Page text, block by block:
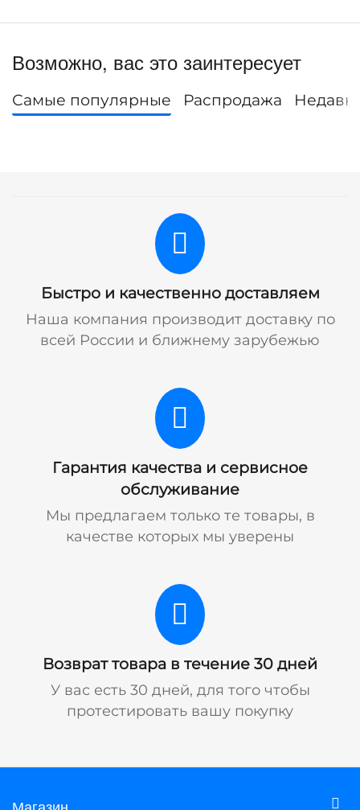
Возможно, вас это заинтересует
Самые популярные Распродажа
Быстро и качественно доставляем
Наша компания производит доставку по
всей России и ближнему зарубежью
Гарантия качества и сервисное
обслуживание
Мы предлагаем только те товары, в
качестве которых мы уверены
Возврат товара в течение 30 дней
У вас есть 30 дней, для того чтобы
протестировать вашу покупку